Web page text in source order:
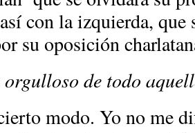
con la izquierda, que
su oposición
orgulloso de todo
modo. Yo no me